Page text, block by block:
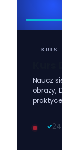
KURS
Naucz
obrazy,
✓